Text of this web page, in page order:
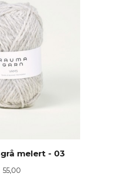
melert - 03
Pris
55,00